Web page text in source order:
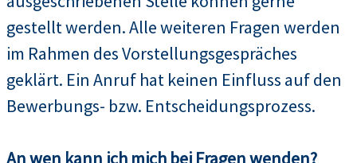
gestellt werden. Alle weiteren Fragen werden
im Rahmen des Vorstellungsgespräches
geklärt. Ein Anruf hat keinen Einfluss auf den
Bewerbungs- bzw. Entscheidungsprozess.
An wen kann ich mich bei Fragen wenden?